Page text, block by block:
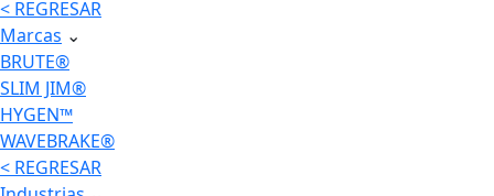
< REGRESAR
Marcas ⌄
BRUTE®
SLIM JIM®
HYGEN™
WAVEBRAKE®
< REGRESAR